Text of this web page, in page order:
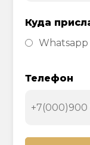
Куда
Whatsapp
Телефон